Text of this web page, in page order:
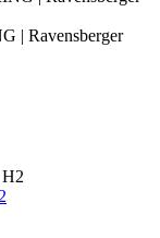
| Ravensberger